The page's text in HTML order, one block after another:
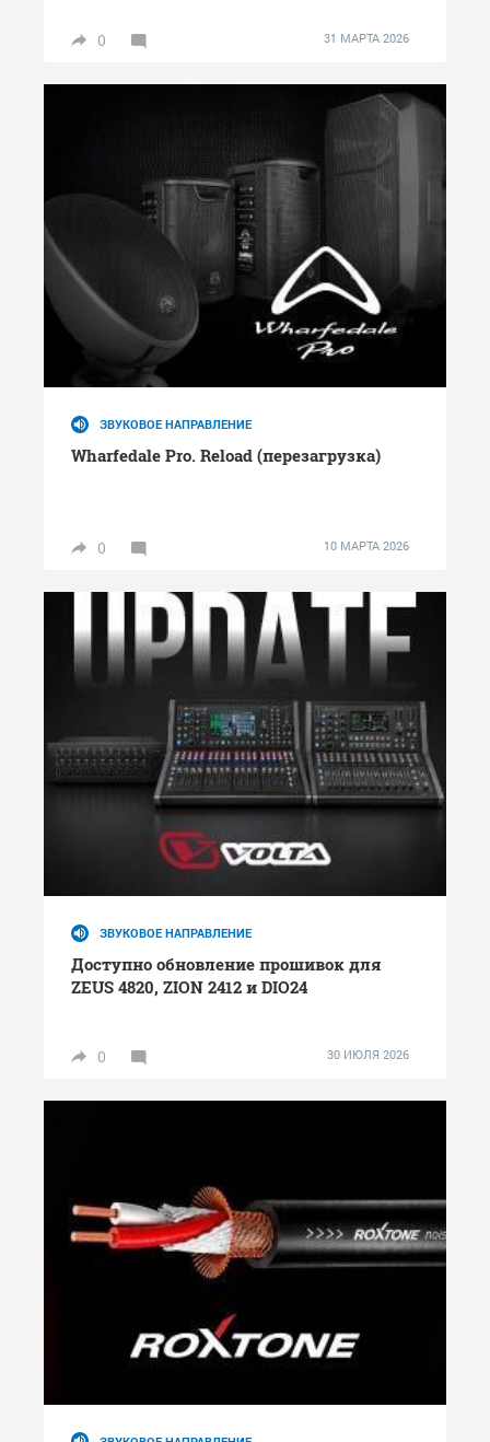
0 31 МАРТА 2026
ЗВУКОВОЕ НАПРАВЛЕНИЕ
Wharfedale Pro. Reload (перезагрузка)
0 10 МАРТА 2026
ЗВУКОВОЕ НАПРАВЛЕНИЕ
Доступно обновление прошивок для
ZEUS 4820, ZION 2412 и DIO24
0 30 ИЮЛЯ 2026